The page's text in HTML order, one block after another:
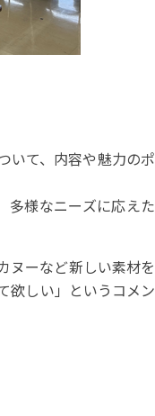
いて、内容や魅力のポ
多様なニーズに応えた
ヌーなど新しい素材を
欲しい」というコメン